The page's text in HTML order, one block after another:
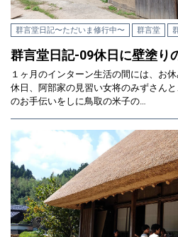
群言堂日記〜ただいま修行中〜 群言堂
群言堂日記-09休日に壁塗り
１ヶ月のインターン生活の間には、お
休日、阿部家の見習い女将のみずさん
のお手伝いをしに鳥取の米子の…